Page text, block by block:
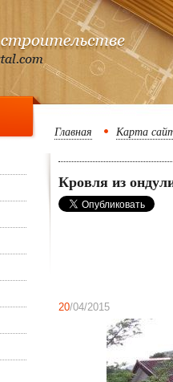
Главная Карта
Кровля из
20/04/2015